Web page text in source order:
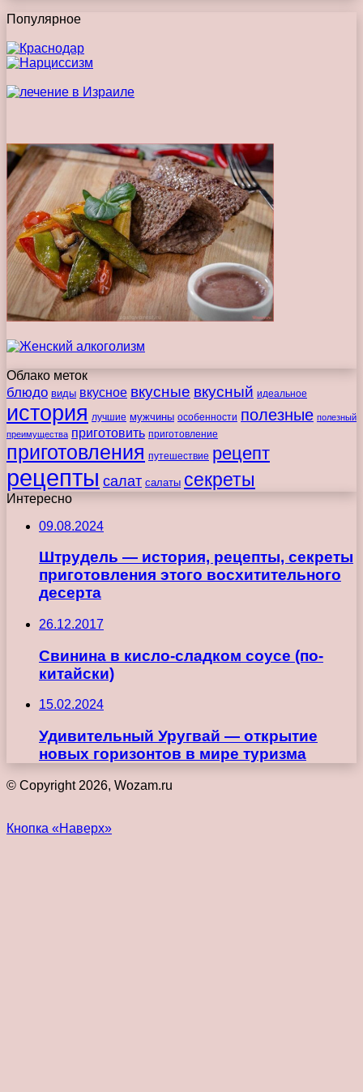
Популярное
Облако меток
блюдо виды вкусное вкусные вкусный идеальное
история лучшие мужчины особенности полезные полезный
преимущества приготовить приготовление
приготовления путешествие рецепт
рецепты салат салаты секреты
Интересно
09.08.2024
Штрудель — история, рецепты, секреты
приготовления этого восхитительного
десерта
26.12.2017
Свинина в кисло-сладком соусе (по-
китайски)
15.02.2024
Удивительный Уругвай — открытие
новых горизонтов в мире туризма
© Copyright 2026, Wozam.ru
Кнопка «Наверх»